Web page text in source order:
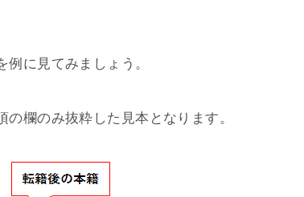
例に見てみましょう。
欄のみ抜粋した見本となります。